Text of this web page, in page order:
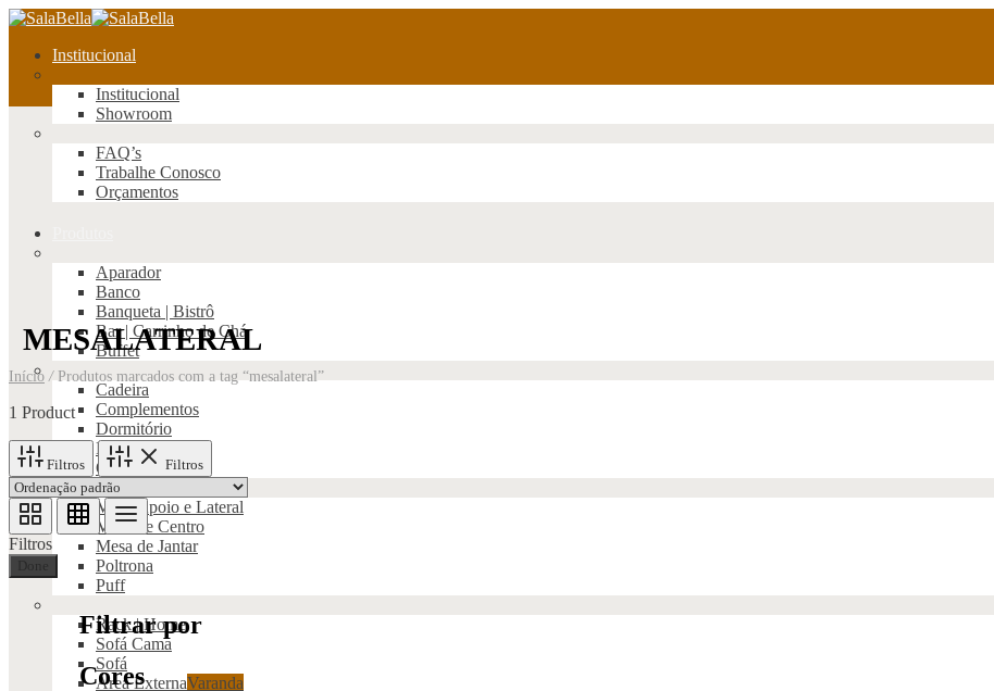
Institucional
Institucional
Showroom
FAQ’s
Trabalhe Conosco
Orçamentos
Aparador
Banco
Banqueta | Bistrô
Bar | Carrinho de Chá
Buffet
Cadeira
Complementos
Dormitório
Estantes
Office
Mesa Apoio e Lateral
Mesa de Centro
Mesa de Jantar
Poltrona
Puff
Rack | Home
Sofá Cama
Sofá
Área ExternaVaranda
MESALATERAL
Início /Produtos marcados com a tag “mesalateral”
1 Product
Filtros Filtros
Filtros
Done
Filtrar por
Cores